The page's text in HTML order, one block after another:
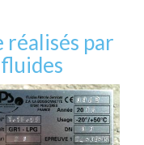
réalisés par